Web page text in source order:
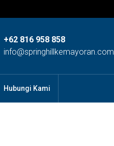
+62 816 958 858
info@springhillkemayoran.com
Hubungi Kami